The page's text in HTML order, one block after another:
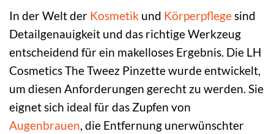
In der Welt der Kosmetik und Körperpflege sind
Detailgenauigkeit und das richtige Werkzeug
entscheidend für ein makelloses Ergebnis. Die LH
Cosmetics The Tweez Pinzette wurde entwickelt,
um diesen Anforderungen gerecht zu werden. Sie
eignet sich ideal für das Zupfen von
Augenbrauen , die Entfernung unerwünschter